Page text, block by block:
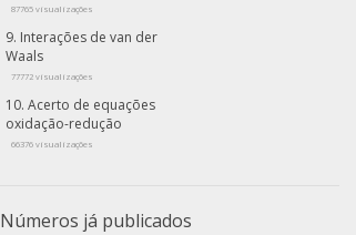
87765 visualizações
Interações de van der
Waals
77772 visualizações
Acerto de equações
oxidação-redução
66376 visualizações
Números já publicados